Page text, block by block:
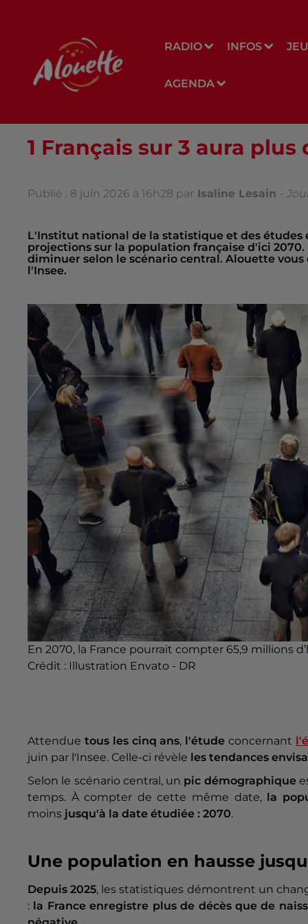
RADIO INFOS
AGENDA
1 Français sur 3 aura
Publié : 8 juin 2026 à 16h28 par Isaline Lesain -
L'Institut national de la statistique et des études
projections sur la population française d'ici
diminuer selon le scénario central. Alouette
l'Insee.
En 2070, la France pourrait compter 65,9 millions
Crédit : Illustration Envato - DR
Attendue tous les cinq ans, l'étude concernant
juin par l'Insee. Celle-ci révèle les tendances
Selon le scénario central, un pic démographique
temps. À compter de cette même date, la
moins jusqu'à la date étudiée : 2070.
Une population en hausse
Depuis 2025, les statistiques démontrent un
: la France enregistre plus de décès que de